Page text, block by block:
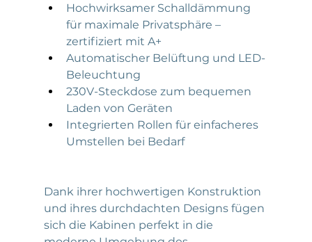
Hochwirksamer Schalldämmung
für maximale Privatsphäre –
zertifiziert mit A+
Automatischer Belüftung und LED-
Beleuchtung
230V-Steckdose zum bequemen
Laden von Geräten
Integrierten Rollen für einfacheres
Umstellen bei Bedarf
Dank ihrer hochwertigen Konstruktion
und ihres durchdachten Designs fügen
sich die Kabinen perfekt in die